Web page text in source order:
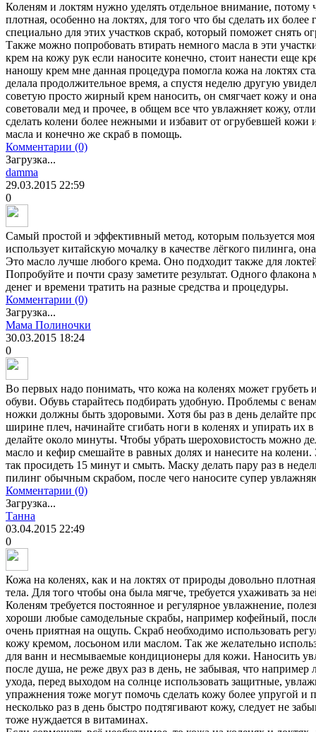
Коленям и локтям нужно уделять отдельное внимание, потому
плотная, особенно на локтях, для того что бы сделать их
специально для этих участков скраб, который поможет снять
Также можно попробовать втирать немного масла в эти
крем на кожу рук если наносите конечно, стоит нанести еще
наношу крем мне данная процедура помогла кожа на локтях
делала продолжительное время, а спустя неделю другую
советую просто жирный крем наносить, он смягчает кожу и
советовали мед и прочее, в общем все что увлажняет кожу,
сделать колени более нежными и избавит от огрубевшей кожи
масла и конечно же скраб в помощь.
Комментарии (0)
Загрузка...
damma
29.03.2015 22:59
0
Самый простой и эффективный метод, которым пользуется
использует китайскую мочалку в качестве лёгкого пилинга,
Это масло лучше любого крема. Оно подходит также для
Попробуйте и почти сразу заметите результат. Одного
денег и времени тратить на разные средства и процедуры.
Комментарии (0)
Загрузка...
Мама Полиночки
30.03.2015 18:24
0
Во первых надо понимать, что кожа на коленях может грубеть
обуви. Обувь старайтесь подбирать удобную. Проблемы с
ножки должны быть здоровыми. Хотя бы раз в день делайте
ширине плеч, начинайте сгибать ноги в коленях и упирать их
делайте около минуты. Чтобы убрать шероховистость можно
масло и кефир смешайте в равных долях и нанесите на
так просидеть 15 минут и смыть. Маску делать пару раз в
пилинг обычным скрабом, после чего наносите супер
Комментарии (0)
Загрузка...
Танна
03.04.2015 22:49
0
Кожа на коленях, как и на локтях от природы довольно
тела. Для того чтобы она была мягче, требуется ухаживать за
Коленям требуется постоянное и регулярное увлажнение,
хороши любые самодельные скрабы, например кофейный,
очень приятная на ощупь. Скраб необходимо использовать
кожу кремом, лосьоном или маслом. Так же желательно
для ванн и несмываемые кондиционеры для кожи. Наносить
после душа, не реже двух раз в день, не забывая, что
ухода, перед выходом на солнце использовать защитные,
упражнения тоже могут помочь сделать кожу более упругой и
несколько раз в день быстро подтягивают кожу, следует не
тоже нуждается в витаминах.